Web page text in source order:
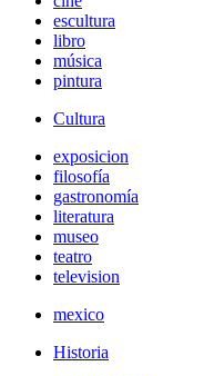
escultura
libro
música
pintura
Cultura
exposicion
filosofía
gastronomía
literatura
museo
teatro
television
mexico
Historia